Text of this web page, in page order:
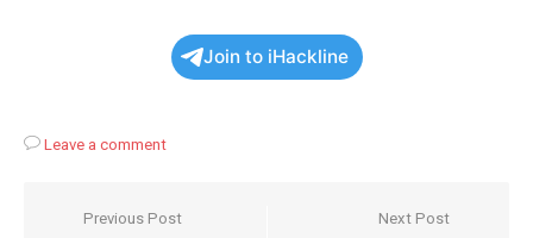
Join to iHackline
Leave a comment
Навигация
Previous Post Next Post